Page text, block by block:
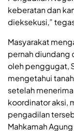
keberatan dan
dieksekusi,”
Masyarakat
pernah diundang
oleh penggugat,
mengetahui
setelah
koordinator aksi,
pengadilan
Mahkamah